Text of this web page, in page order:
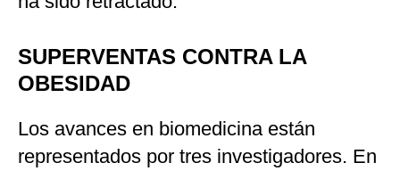
SUPERVENTAS CONTRA LA
OBESIDAD
Los avances en biomedicina están
representados por tres investigadores. En